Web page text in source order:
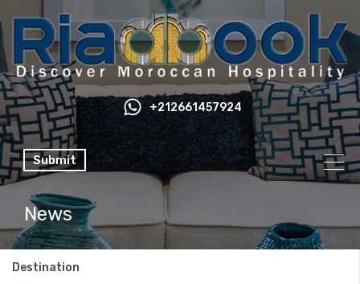
+212661457924
Submit
News
Destination